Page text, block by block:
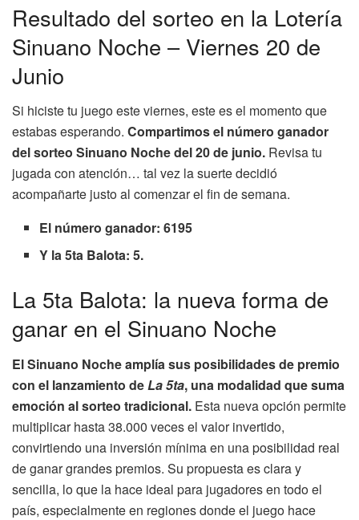
Resultado del sorteo en la Lotería
Sinuano Noche – Viernes 20 de
Junio
Si hiciste tu juego este viernes, este es el momento que
estabas esperando. Compartimos el número ganador
del sorteo Sinuano Noche del 20 de junio. Revisa tu
jugada con atención… tal vez la suerte decidió
acompañarte justo al comenzar el fin de semana.
El número ganador: 6195
Y la 5ta Balota: 5.
La 5ta Balota: la nueva forma de
ganar en el Sinuano Noche
El Sinuano Noche amplía sus posibilidades de premio
con el lanzamiento deLa 5ta, una modalidad que suma
emoción al sorteo tradicional. Esta nueva opción permite
multiplicar hasta 38.000 veces el valor invertido,
convirtiendo una inversión mínima en una posibilidad real
de ganar grandes premios. Su propuesta es clara y
sencilla, lo que la hace ideal para jugadores en todo el
país, especialmente en regiones donde el juego hace